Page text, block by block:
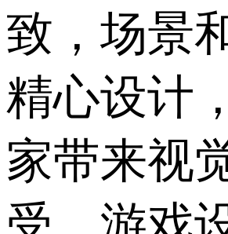
致，场景
精心设计
家带来视